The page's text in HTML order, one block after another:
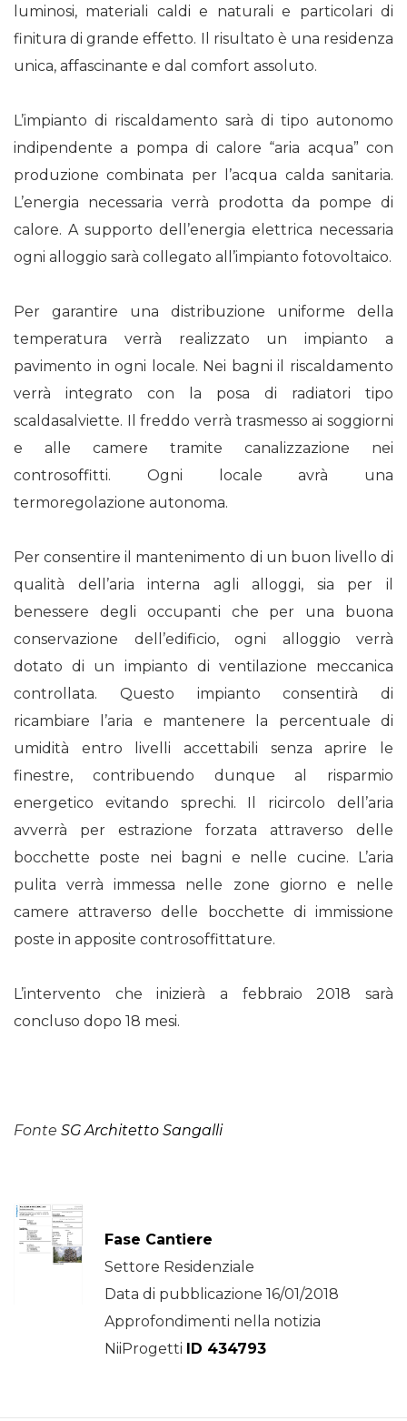
luminosi, materiali caldi e naturali e particolari di
finitura di grande effetto. Il risultato è una residenza
unica, affascinante e dal comfort assoluto.
L’impianto di riscaldamento sarà di tipo autonomo
indipendente a pompa di calore “aria acqua” con
produzione combinata per l’acqua calda sanitaria.
L’energia necessaria verrà prodotta da pompe di
calore. A supporto dell’energia elettrica necessaria
ogni alloggio sarà collegato all’impianto fotovoltaico.
Per garantire una distribuzione uniforme della
temperatura verrà realizzato un impianto a
pavimento in ogni locale. Nei bagni il riscaldamento
verrà integrato con la posa di radiatori tipo
scaldasalviette. Il freddo verrà trasmesso ai soggiorni
e alle camere tramite canalizzazione nei
controsoffitti. Ogni locale avrà una
termoregolazione autonoma.
Per consentire il mantenimento di un buon livello di
qualità dell’aria interna agli alloggi, sia per il
benessere degli occupanti che per una buona
conservazione dell’edificio, ogni alloggio verrà
dotato di un impianto di ventilazione meccanica
controllata. Questo impianto consentirà di
ricambiare l’aria e mantenere la percentuale di
umidità entro livelli accettabili senza aprire le
finestre, contribuendo dunque al risparmio
energetico evitando sprechi. Il ricircolo dell’aria
avverrà per estrazione forzata attraverso delle
bocchette poste nei bagni e nelle cucine. L’aria
pulita verrà immessa nelle zone giorno e nelle
camere attraverso delle bocchette di immissione
poste in apposite controsoffittature.
L’intervento che inizierà a febbraio 2018 sarà
concluso dopo 18 mesi.
Fonte SG Architetto Sangalli
Fase Cantiere
Settore Residenziale
Data di pubblicazione 16/01/2018
Approfondimenti nella notizia
NiiProgetti ID 434793